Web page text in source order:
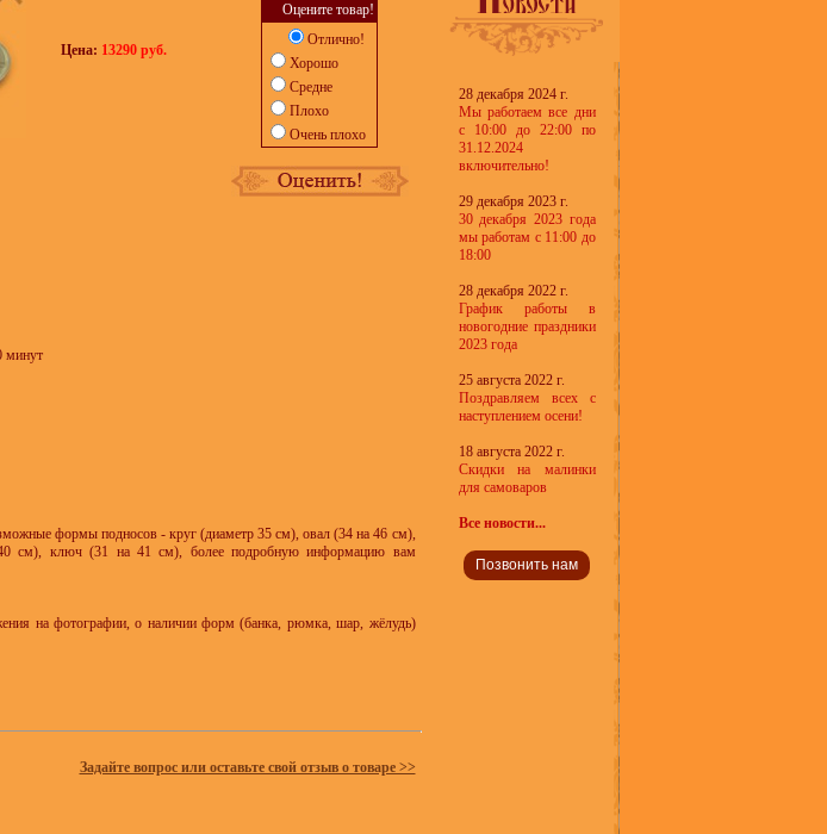
Цена: 13290 руб.
Оцените товар!
Отлично!
Хорошо
Средне
Плохо
Очень плохо
минут
формы подносов - круг (диаметр 35 см), овал (34 на 46 см),
см), ключ (31 на 41 см), более подробную информацию вам
на фотографии, о наличии форм (банка, рюмка, шар, жёлудь)
Задайте вопрос или оставьте свой отзыв о товаре >>
28 декабря 2024 г.
Мы работаем все дни
с 10:00 до 22:00 по
31.12.2024
включительно!
29 декабря 2023 г.
30 декабря 2023 года
мы работам с 11:00 до
18:00
28 декабря 2022 г.
График работы в
новогодние праздники
2023 года
25 августа 2022 г.
Поздравляем всех с
наступлением осени!
18 августа 2022 г.
Скидки на малинки
для самоваров
Все новости...
Позвонить нам